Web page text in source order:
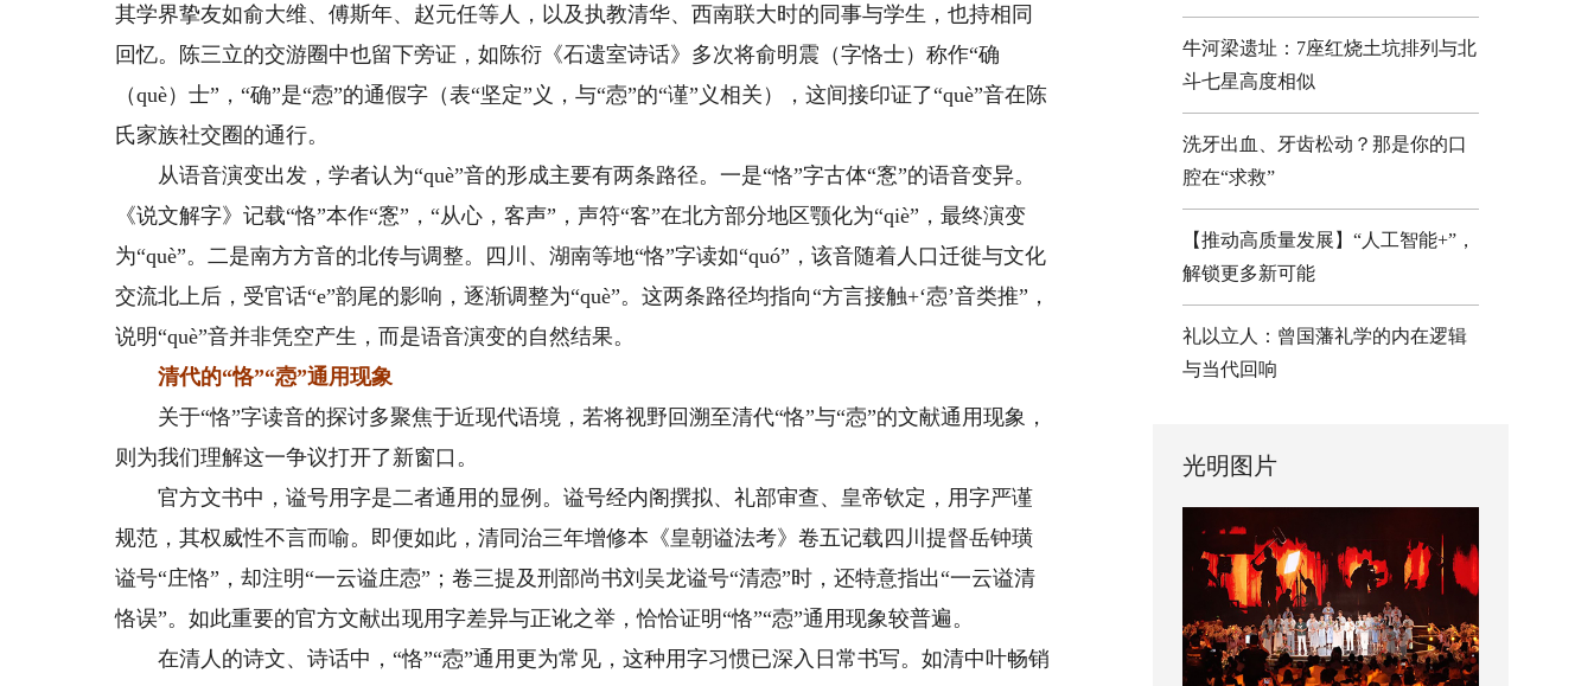
其学界挚友如俞大维、傅斯年、赵元任等人，以及执教清华、西南联大时的同事与学生，也持相同
回忆。陈三立的交游圈中也留下旁证，如陈衍《石遗室诗话》多次将俞明震（字恪士）称作“确
（què）士”，“确”是“悫”的通假字（表“坚定”义，与“悫”的“谨”义相关），这间接印证了“què”音在陈
氏家族社交圈的通行。
从语音演变出发，学者认为“què”音的形成主要有两条路径。一是“恪”字古体“愙”的语音变异。
《说文解字》记载“恪”本作“愙”，“从心，客声”，声符“客”在北方部分地区颚化为“qiè”，最终演变
为“què”。二是南方方音的北传与调整。四川、湖南等地“恪”字读如“quó”，该音随着人口迁徙与文化
交流北上后，受官话“e”韵尾的影响，逐渐调整为“què”。这两条路径均指向“方言接触+‘悫’音类推”，
说明“què”音并非凭空产生，而是语音演变的自然结果。
清代的“恪”“悫”通用现象
关于“恪”字读音的探讨多聚焦于近现代语境，若将视野回溯至清代“恪”与“悫”的文献通用现象，
则为我们理解这一争议打开了新窗口。
官方文书中，谥号用字是二者通用的显例。谥号经内阁撰拟、礼部审查、皇帝钦定，用字严谨
规范，其权威性不言而喻。即便如此，清同治三年增修本《皇朝谥法考》卷五记载四川提督岳钟璜
谥号“庄恪”，却注明“一云谥庄悫”；卷三提及刑部尚书刘吴龙谥号“清悫”时，还特意指出“一云谥清
恪误”。如此重要的官方文献出现用字差异与正讹之举，恰恰证明“恪”“悫”通用现象较普遍。
在清人的诗文、诗话中，“恪”“悫”通用更为常见，这种用字习惯已深入日常书写。如清中叶畅销
牛河梁遗址：7座红烧土坑排列与北
斗七星高度相似
洗牙出血、牙齿松动？那是你的口
腔在“求救”
【推动高质量发展】“人工智能+”，
解锁更多新可能
礼以立人：曾国藩礼学的内在逻辑
与当代回响
光明图片